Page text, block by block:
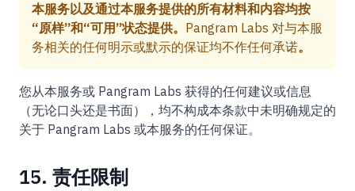
本服务以及通过本服务提供的所有材料和内容均按
“原样”和“可用”状态提供。 Pangram Labs 对与本服
务相关的任何明示或默示的保证均不作任何承诺。
您从本服务或 Pangram Labs 获得的任何建议或信息
（无论口头还是书面），均不构成本条款中未明确规定的
关于 Pangram Labs 或本服务的任何保证。
15. 责任限制